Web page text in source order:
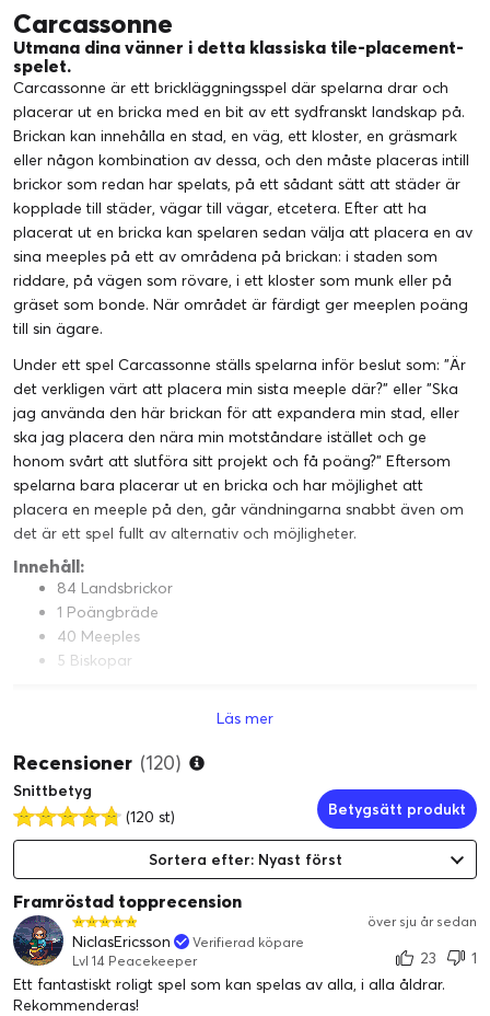
Carcassonne
Utmana dina vänner i detta klassiska tile-placement-
spelet.
Carcassonne är ett brickläggningsspel där spelarna drar och
placerar ut en bricka med en bit av ett sydfranskt landskap på.
Brickan kan innehålla en stad, en väg, ett kloster, en gräsmark
eller någon kombination av dessa, och den måste placeras intill
brickor som redan har spelats, på ett sådant sätt att städer är
kopplade till städer, vägar till vägar, etcetera. Efter att ha
placerat ut en bricka kan spelaren sedan välja att placera en av
sina meeples på ett av områdena på brickan: i staden som
riddare, på vägen som rövare, i ett kloster som munk eller på
gräset som bonde. När området är färdigt ger meeplen poäng
till sin ägare.
Under ett spel Carcassonne ställs spelarna inför beslut som: "Är
det verkligen värt att placera min sista meeple där?" eller "Ska
jag använda den här brickan för att expandera min stad, eller
ska jag placera den nära min motståndare istället och ge
honom svårt att slutföra sitt projekt och få poäng?" Eftersom
spelarna bara placerar ut en bricka och har möjlighet att
placera en meeple på den, går vändningarna snabbt även om
det är ett spel fullt av alternativ och möjligheter.
Innehåll:
84 Landsbrickor
1 Poängbräde
40 Meeples
5 Biskopar
Läs mer
Recensioner (120)
Snittbetyg
(120 st)
Betygsätt produkt
Sortera efter: Nyast först
Framröstad topprecension
över sju år sedan
NiclasEricsson
Verifierad köpare
Lvl 14 Peacekeeper
23
1
Ett fantastiskt roligt spel som kan spelas av alla, i alla åldrar.
Rekommenderas!